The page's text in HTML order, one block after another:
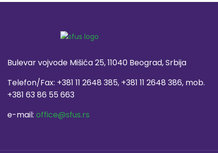
Bulevar vojvode Mišića 25, 11040 Beograd, Srbija
Telefon/Fax: +381 11 2648 385, +381 11 2648 386, mob.
+381 63 86 55 663
e-mail: office@sfus.rs